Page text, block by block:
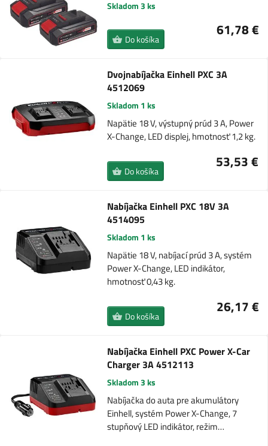
Skladom 3 ks
61,78 €
Do košíka
Dvojnabíjačka Einhell PXC 3A
4512069
Skladom 1 ks
Napätie 18 V, výstupný prúd 3 A, Power
X-Change, LED displej, hmotnosť 1,2 kg.
53,53 €
Do košíka
Nabíjačka Einhell PXC 18V 3A
4514095
Skladom 1 ks
Napätie 18 V, nabíjací prúd 3 A, systém
Power X-Change, LED indikátor,
hmotnosť 0,43 kg.
26,17 €
Do košíka
Nabíjačka Einhell PXC Power X-Car
Charger 3A 4512113
Skladom 3 ks
Nabíjačka do auta pre akumulátory
Einhell, systém Power X-Change, 7
stupňový LED indikátor, režim…